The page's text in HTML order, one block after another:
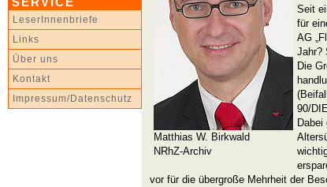
LeserInnenbriefe
Links
Über uns
Kontakt
Impressum/Datenschutz
Matthias W. Birkwald
NRhZ-Archiv
Seit
für
AG
Jahr?
Die
90/
vor für die übergroße Mehrheit der